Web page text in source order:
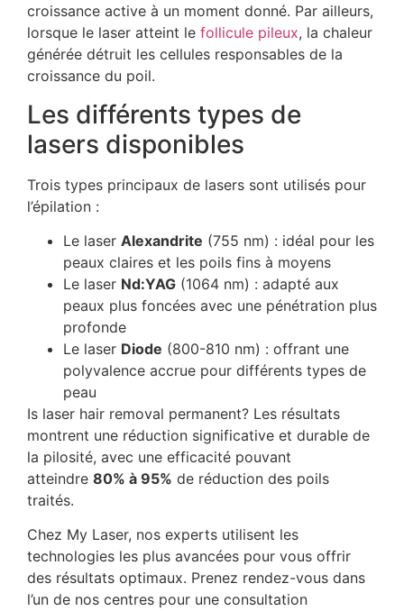
croissance active à un moment donné. Par ailleurs,
lorsque le laser atteint le follicule pileux, la chaleur
générée détruit les cellules responsables de la
croissance du poil.
Les différents types de
lasers disponibles
Trois types principaux de lasers sont utilisés pour
l’épilation :
Le laser Alexandrite (755 nm) : idéal pour les
peaux claires et les poils fins à moyens
Le laser Nd:YAG (1064 nm) : adapté aux
peaux plus foncées avec une pénétration plus
profonde
Le laser Diode (800-810 nm) : offrant une
polyvalence accrue pour différents types de
peau
Is laser hair removal permanent? Les résultats
montrent une réduction significative et durable de
la pilosité, avec une efficacité pouvant
atteindre 80% à 95% de réduction des poils
traités.
Chez My Laser, nos experts utilisent les
technologies les plus avancées pour vous offrir
des résultats optimaux. Prenez rendez-vous dans
l’un de nos centres pour une consultation